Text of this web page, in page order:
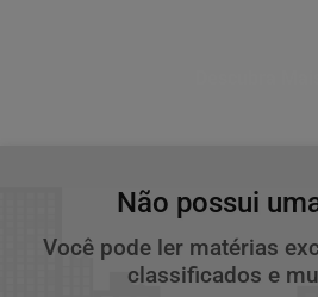
Não possui
Você pode ler matérias
classificados e